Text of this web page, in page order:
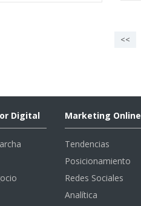
<<
Digital Marketing Online
Tendencias
Posicionamiento
Redes Sociales
Analítica